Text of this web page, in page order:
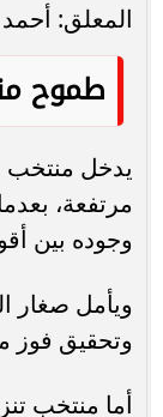
المعلق:
طموح
مرتفعة،
وجوده بين
ويأمل صغار
وتحقيق فوز
أما منتخب